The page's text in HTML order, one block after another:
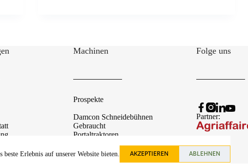
Erlebnis auf unserer Website bieten. AKZEPTIEREN ABLEHNEN
Machinen
Prospekte
Damcon Schneidebühnen
Gebraucht
Portaltraktoren
Von Kunde zum Kunde
Folge uns
Partner: